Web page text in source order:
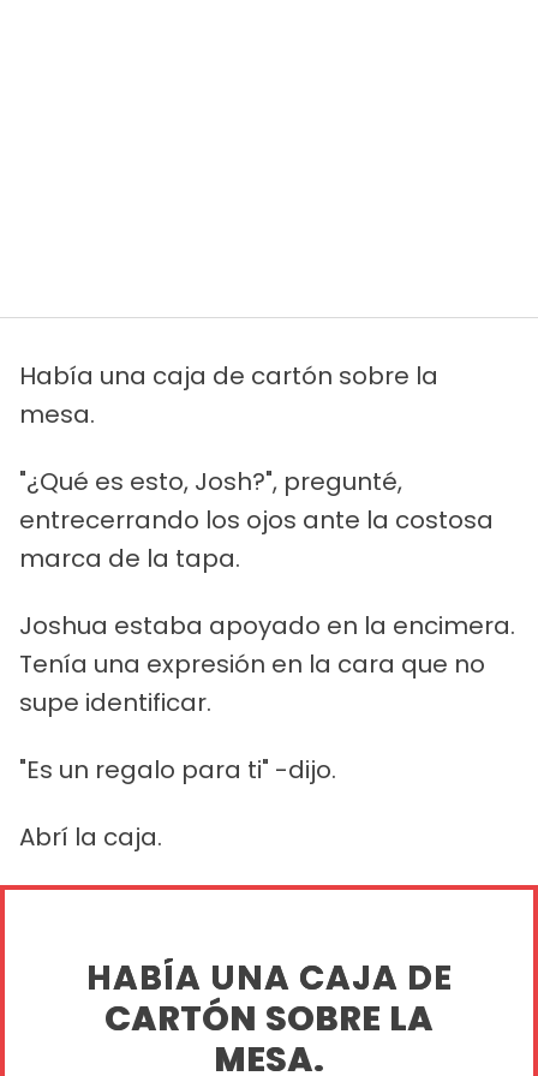
Había una caja de cartón sobre la
mesa.
"¿Qué es esto, Josh?", pregunté,
entrecerrando los ojos ante la costosa
marca de la tapa.
Joshua estaba apoyado en la encimera.
Tenía una expresión en la cara que no
supe identificar.
"Es un regalo para ti" -dijo.
Abrí la caja.
HABÍA UNA CAJA DE
CARTÓN SOBRE LA
MESA.